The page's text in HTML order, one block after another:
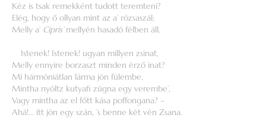
Kéz is tsak remekként tudott teremteni?
Elég, hogy ő ollyan mint az a’ rózsaszál;
Melly a’ Cipris’mellyén hasadó félben áll.
Istenek! Istenek! ugyan millyen zsinat,
Melly ennyire borzaszt minden érző inat?
Mi hármóniátlan lárma jön fülembe,
Mintha nyóltz kutyafi zúgna egy verembe’,
Vagy mintha az el főtt kása poffongana? –
Ahá!... itt jön egy szán, ’s benne két vén Zsana.